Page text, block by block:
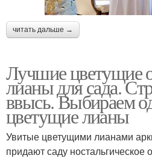
читать дальше →
Лучшие цветущие
лианы для сада.
ввысь. Выбираем
цветущие лианы
Увитые цветущими лианами
придают саду